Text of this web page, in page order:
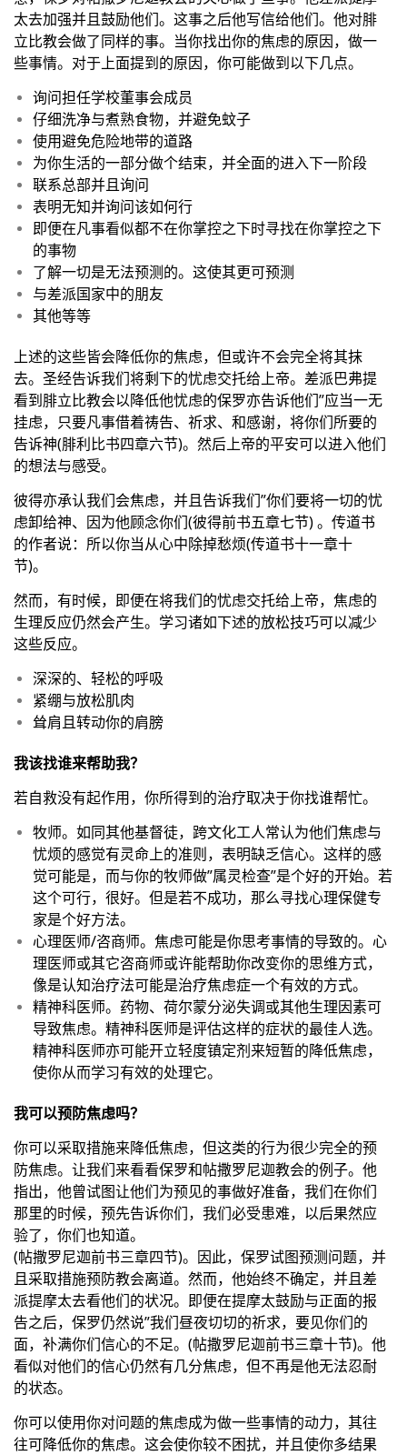
太去加强并且鼓励他们。这事之后他写信给他们。他对腓
立比教会做了同样的事。当你找出你的焦虑的原因，做一
些事情。对于上面提到的原因，你可能做到以下几点。
询问担任学校董事会成员
仔细洗净与煮熟食物，并避免蚊子
使用避免危险地带的道路
为你生活的一部分做个结束，并全面的进入下一阶段
联系总部并且询问
表明无知并询问该如何行
即便在凡事看似都不在你掌控之下时寻找在你掌控之下
的事物
了解一切是无法预测的。这使其更可预测
与差派国家中的朋友
其他等等
上述的这些皆会降低你的焦虑，但或许不会完全将其抹
去。圣经告诉我们将剩下的忧虑交托给上帝。差派巴弗提
看到腓立比教会以降低他忧虑的保罗亦告诉他们”应当一无
挂虑，只要凡事借着祷告、祈求、和感谢，将你们所要的
告诉神(腓利比书四章六节)。然后上帝的平安可以进入他们
的想法与感受。
彼得亦承认我们会焦虑，并且告诉我们”你们要将一切的忧
虑卸给神、因为他顾念你们(彼得前书五章七节) 。传道书
的作者说：所以你当从心中除掉愁烦(传道书十一章十
节)。
然而，有时候，即便在将我们的忧虑交托给上帝，焦虑的
生理反应仍然会产生。学习诸如下述的放松技巧可以减少
这些反应。
深深的、轻松的呼吸
紧绷与放松肌肉
耸肩且转动你的肩膀
我该找谁来帮助我？
若自救没有起作用，你所得到的治疗取决于你找谁帮忙。
牧师。如同其他基督徒，跨文化工人常认为他们焦虑与
忧烦的感觉有灵命上的准则，表明缺乏信心。这样的感
觉可能是，而与你的牧师做”属灵检查”是个好的开始。若
这个可行，很好。但是若不成功，那么寻找心理保健专
家是个好方法。
心理医师/咨商师。焦虑可能是你思考事情的导致的。心
理医师或其它咨商师或许能帮助你改变你的思维方式，
像是认知治疗法可能是治疗焦虑症一个有效的方式。
精神科医师。药物、荷尔蒙分泌失调或其他生理因素可
导致焦虑。精神科医师是评估这样的症状的最佳人选。
精神科医师亦可能开立轻度镇定剂来短暂的降低焦虑，
使你从而学习有效的处理它。
我可以预防焦虑吗？
你可以采取措施来降低焦虑，但这类的行为很少完全的预
防焦虑。让我们来看看保罗和帖撒罗尼迦教会的例子。他
指出，他曾试图让他们为预见的事做好准备，我们在你们
那里的时候，预先告诉你们，我们必受患难，以后果然应
验了，你们也知道。
(帖撒罗尼迦前书三章四节)。因此，保罗试图预测问题，并
且采取措施预防教会离道。然而，他始终不确定，并且差
派提摩太去看他们的状况。即便在提摩太鼓励与正面的报
告之后，保罗仍然说”我们昼夜切切的祈求，要见你们的
面，补满你们信心的不足。(帖撒罗尼迦前书三章十节)。他
看似对他们的信心仍然有几分焦虑，但不再是他无法忍耐
的状态。
你可以使用你对问题的焦虑成为做一些事情的动力，其往
往可降低你的焦虑。这会使你较不困扰，并且使你多结果